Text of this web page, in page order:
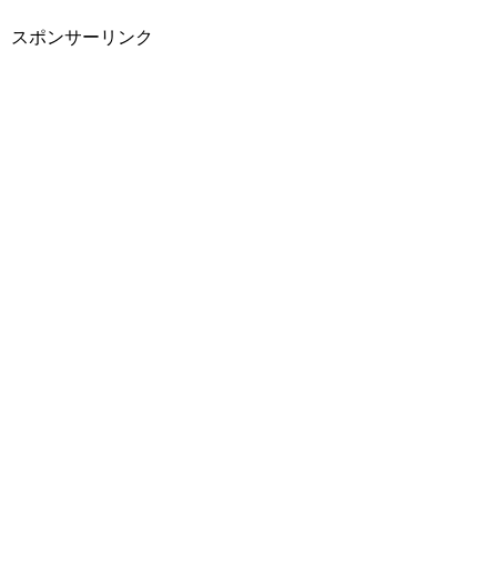
表示する♪
スポンサーリンク